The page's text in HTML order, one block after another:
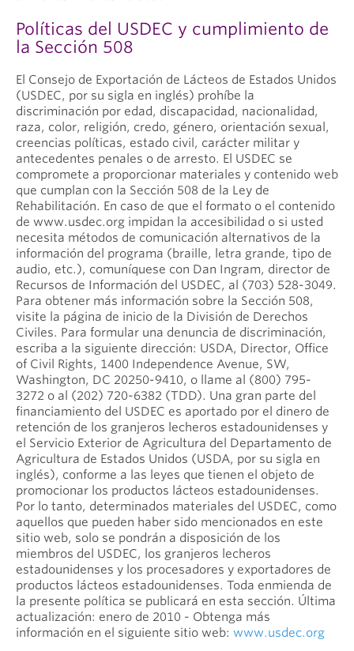
Políticas del USDEC y cumplimiento de
la Sección 508
El Consejo de Exportación de Lácteos de Estados Unidos
(USDEC, por su sigla en inglés) prohíbe la
discriminación por edad, discapacidad, nacionalidad,
raza, color, religión, credo, género, orientación sexual,
creencias políticas, estado civil, carácter militar y
antecedentes penales o de arresto. El USDEC se
compromete a proporcionar materiales y contenido web
que cumplan con la Sección 508 de la Ley de
Rehabilitación. En caso de que el formato o el contenido
de www.usdec.org impidan la accesibilidad o si usted
necesita métodos de comunicación alternativos de la
información del programa (braille, letra grande, tipo de
audio, etc.), comuníquese con Dan Ingram, director de
Recursos de Información del USDEC, al (703) 528-3049.
Para obtener más información sobre la Sección 508,
visite la página de inicio de la División de Derechos
Civiles. Para formular una denuncia de discriminación,
escriba a la siguiente dirección: USDA, Director, Office
of Civil Rights, 1400 Independence Avenue, SW,
Washington, DC 20250-9410, o llame al (800) 795-
3272 o al (202) 720-6382 (TDD). Una gran parte del
financiamiento del USDEC es aportado por el dinero de
retención de los granjeros lecheros estadounidenses y
el Servicio Exterior de Agricultura del Departamento de
Agricultura de Estados Unidos (USDA, por su sigla en
inglés), conforme a las leyes que tienen el objeto de
promocionar los productos lácteos estadounidenses.
Por lo tanto, determinados materiales del USDEC, como
aquellos que pueden haber sido mencionados en este
sitio web, solo se pondrán a disposición de los
miembros del USDEC, los granjeros lecheros
estadounidenses y los procesadores y exportadores de
productos lácteos estadounidenses. Toda enmienda de
la presente política se publicará en esta sección. Última
actualización: enero de 2010 - Obtenga más
información en el siguiente sitio web: www.usdec.org